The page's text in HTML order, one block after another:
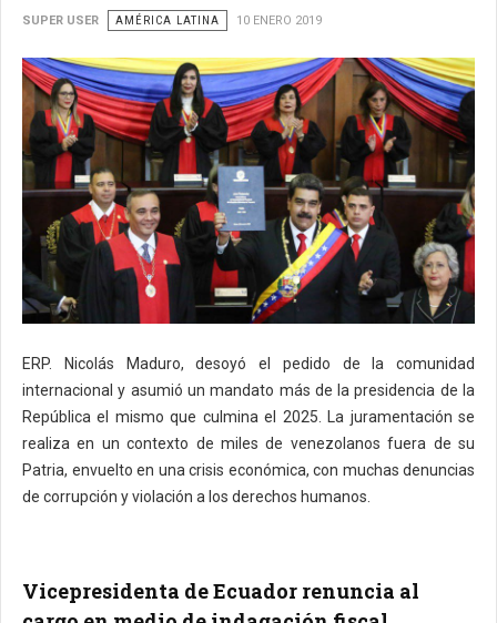
SUPER USER AMÉRICA LATINA 10 ENERO 2019
ERP. Nicolás Maduro, desoyó el pedido de la comunidad
internacional y asumió un mandato más de la presidencia de la
República el mismo que culmina el 2025. La juramentación se
realiza en un contexto de miles de venezolanos fuera de su
Patria, envuelto en una crisis económica, con muchas denuncias
de corrupción y violación a los derechos humanos.
Vicepresidenta de Ecuador renuncia al